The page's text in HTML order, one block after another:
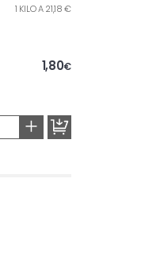
1 KILO A 21,18 €
1,80€
+